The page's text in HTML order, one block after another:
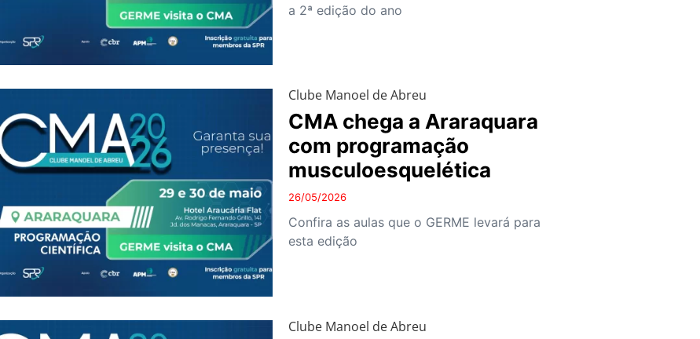
a 2ª edição do ano
Clube Manoel de Abreu
CMA chega a Araraquara
com programação
musculoesquelética
26/05/2026
Confira as aulas que o GERME levará para
esta edição
Clube Manoel de Abreu